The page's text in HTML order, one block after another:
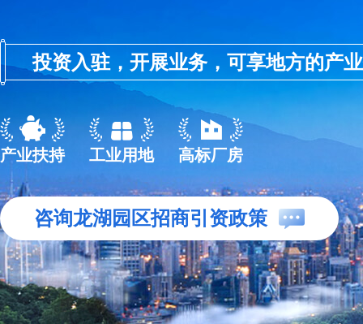
投资入驻，开展业务，可享地方的产
产业扶持 工业用地 高标厂房
咨询龙湖园区招商引资政策